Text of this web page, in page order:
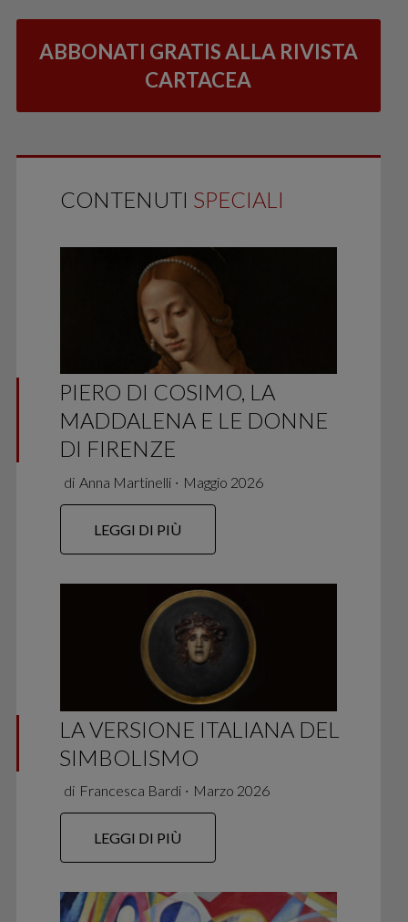
ABBONATI GRATIS ALLA RIVISTA
CARTACEA
CONTENUTI SPECIALI
PIERO DI COSIMO, LA
MADDALENA E LE DONNE
DI FIRENZE
di Anna Martinelli ∙ Maggio 2026
LEGGI DI PIÙ
LA VERSIONE ITALIANA DEL
SIMBOLISMO
di Francesca Bardi ∙ Marzo 2026
LEGGI DI PIÙ